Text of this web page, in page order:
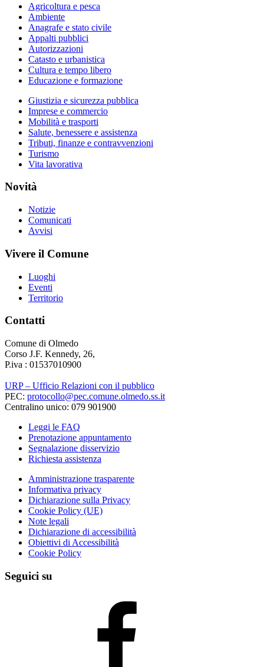
Agricoltura e pesca
Ambiente
Anagrafe e stato civile
Appalti pubblici
Autorizzazioni
Catasto e urbanistica
Cultura e tempo libero
Educazione e formazione
Giustizia e sicurezza pubblica
Imprese e commercio
Mobilità e trasporti
Salute, benessere e assistenza
Tributi, finanze e contravvenzioni
Turismo
Vita lavorativa
Novità
Notizie
Comunicati
Avvisi
Vivere il Comune
Luoghi
Eventi
Territorio
Contatti
Comune di Olmedo
Corso J.F. Kennedy, 26,
P.iva : 01537010900
URP – Ufficio Relazioni con il pubblico
PEC: protocollo@pec.comune.olmedo.ss.it
Centralino unico: 079 901900
Leggi le FAQ
Prenotazione appuntamento
Segnalazione disservizio
Richiesta assistenza
Amministrazione trasparente
Informativa privacy
Dichiarazione sulla Privacy
Cookie Policy (UE)
Note legali
Dichiarazione di accessibilità
Obiettivi di Accessibilità
Cookie Policy
Seguici su